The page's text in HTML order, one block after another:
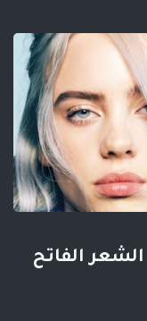
الفاتح